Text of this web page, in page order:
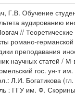
Г.В. Обучение
аудированию
//
романо-
преподавания
научных статей /
гос. ун-т
Л.И. Богатикова
: ГГУ им. Ф.